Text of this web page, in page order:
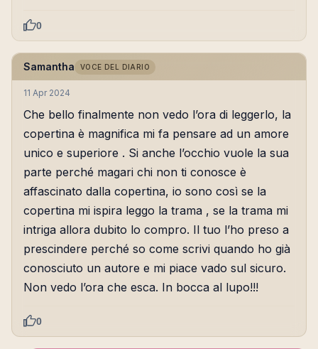
0
Samantha VOCE DEL DIARIO
11 Apr 2024
Che bello finalmente non vedo l’ora di leggerlo, la
copertina è magnifica mi fa pensare ad un amore
unico e superiore . Si anche l’occhio vuole la sua
parte perché magari chi non ti conosce è
affascinato dalla copertina, io sono così se la
copertina mi ispira leggo la trama , se la trama mi
intriga allora dubito lo compro. Il tuo l’ho preso a
prescindere perché so come scrivi quando ho già
conosciuto un autore e mi piace vado sul sicuro.
Non vedo l’ora che esca. In bocca al lupo!!!
0